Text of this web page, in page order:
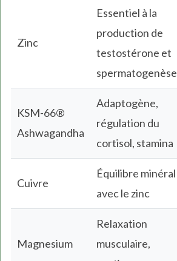
Zinc
Essentiel à la
production de
testostérone et
spermatogenèse
KSM-66®
Ashwagandha
Adaptogène,
régulation du
cortisol, stamina
Cuivre
Équilibre minéral
avec le zinc
Magnesium
Relaxation
musculaire,